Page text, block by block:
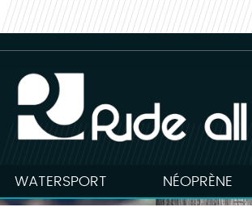
WATERSPORT NÉOPRÈNE